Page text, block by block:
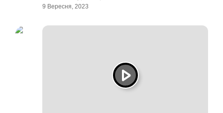
9 Вересня, 2023